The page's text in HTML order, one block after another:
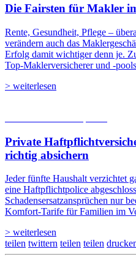
Die Fairsten für Makler
Rente, Gesundheit, Pflege –
verändern auch das
Erfolg damit wichtiger denn je.
Top-Maklerversicherer und -
> weiterlesen
Private
richtig absichern
Jeder fünfte Haushalt verzichtet
eine Haftpflichtpolice
Schadensersatzansprüchen nur
Komfort-Tarife für Familien im
> weiterlesen
teilen twittern teilen teilen